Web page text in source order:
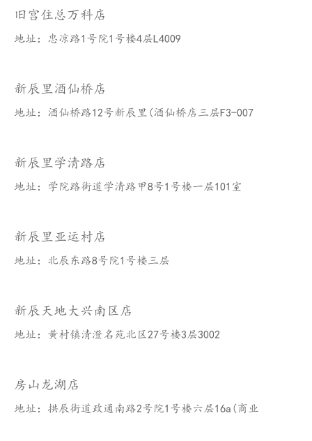
旧宫住总万科店
地址：忠凉路1号院1号楼4层L4009
新辰里酒仙桥店
地址：酒仙桥路12号新辰里(酒仙桥店三层F3-007
新辰里学清路店
地址：学院路街道学清路甲8号1号楼一层101室
新辰里亚运村店
地址：北辰东路8号院1号楼三层
新辰天地大兴南区店
地址：黄村镇清澄名苑北区27号楼3层3002
房山龙湖店
地址：拱辰街道政通南路2号院1号楼六层16a(商业